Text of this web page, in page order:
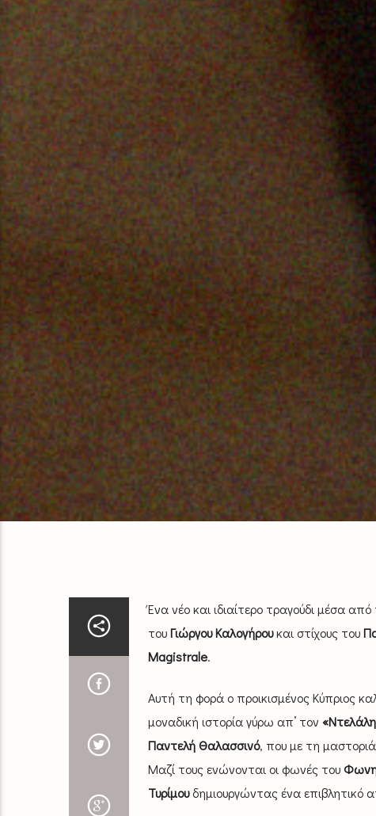
Ένα νέο και ιδιαίτερο τραγούδι μέσα
τουΓιώργου Καλογήρουκαι στίχους του
Magistrale.
Αυτή τη φορά ο προικισμένος Κύπριος
μοναδική ιστορία γύρω απ’ τον
Παντελή Θαλασσινό, που με τη μαστοριά
Μαζί τους ενώνονται οι φωνές του
Τυρίμουδημιουργώντας ένα επιβλητικό